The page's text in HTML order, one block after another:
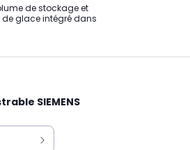
de stockage et
glace intégré dans
SIEMENS